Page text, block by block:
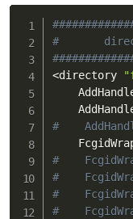
#
<directory
#
#
#
#
#